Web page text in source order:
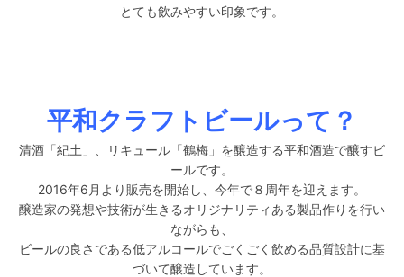
とても飲みやすい印象です。
平和クラフトビールって？
清酒「紀土」、リキュール「鶴梅」を醸造する平和酒造で醸すビ
ールです。
2016年6月より販売を開始し、今年で８周年を迎えます。
醸造家の発想や技術が生きるオリジナリティある製品作りを行い
ながらも、
ビールの良さである低アルコールでごくごく飲める品質設計に基
づいて醸造しています。